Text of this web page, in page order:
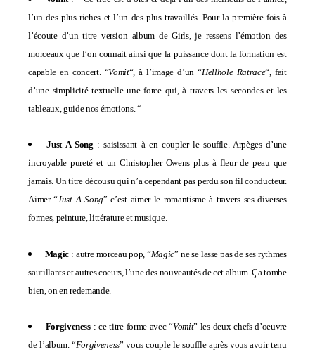
l’un des plus riches et l’un des plus travaillés. Pour la première fois à
l’écoute d’un titre version album de Girls, je ressens l’émotion des
morceaux que l’on connait ainsi que la puissance dont la formation est
capable en concert. “Vomit“, à l’image d’un “Hellhole Ratrace“, fait
d’une simplicité textuelle une force qui, à travers les secondes et les
tableaux, guide nos émotions. “
Just A Song : saisissant à en coupler le souffle. Arpèges d’une
incroyable pureté et un Christopher Owens plus à fleur de peau que
jamais. Un titre décousu qui n’a cependant pas perdu son fil conducteur.
Aimer “Just A Song” c’est aimer le romantisme à travers ses diverses
formes, peinture, littérature et musique.
Magic : autre morceau pop, “Magic” ne se lasse pas de ses rythmes
sautillants et autres coeurs, l’une des nouveautés de cet album. Ça tombe
bien, on en redemande.
Forgiveness: ce titre forme avec “Vomit” les deux chefs d’oeuvre
de l’album. “Forgiveness” vous couple le souffle après vous avoir tenu